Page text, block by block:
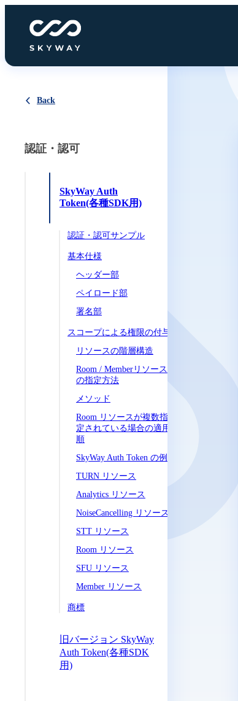
Back
認証・認可
SkyWay Auth
Token(各種SDK用)
認証・認可サンプル
基本仕様
ヘッダー部
ペイロード部
署名部
スコープによる権限の付与
リソースの階層構造
Room / Memberリソース
の指定方法
メソッド
Room リソースが複数指
定されている場合の適用
順
SkyWay Auth Token の例
TURN リソース
Analytics リソース
NoiseCancelling リソース
STT リソース
Room リソース
SFU リソース
Member リソース
商標
旧バージョン SkyWay
Auth Token(各種SDK
用)